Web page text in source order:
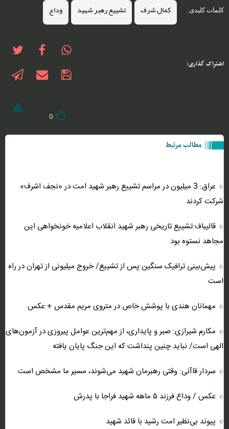
کلمات کلیدی: کمال شرف تشییع رهبر شهید وداع
اشتراک گذاری:
0
مطالب مرتبط
عراق: 3 میلیون در مراسم تشییع رهبر شهید امت در «نجف اشرف»
شرکت کردند
قالیباف:تشییع تاریخی رهبر شهید انقلاب اعلامیه خونخواهی این
مجاهد نستوه بود
پیش‌بینی ترافیک سنگین پس از تشییع/ خروج میلیونی از تهران در راه
است
مهمانان هندی با پوشش خاص در متروی مریم مقدس + عکس
مکارم شیرازی: صبر و پایداری، از مهم‌ترین عوامل پیروزی در آزمون‌های
الهی است/ نباید چنین پنداشت که این جنگ پایان یافته
سردار قاآنی: وقتی رهبرمان شهید می‌شوند، مسیر ما مشخص است
عکس / وداع فرزند ۵ ماهه شهید فراجا با پدرش
پیوند بی‌نظیر امت رشید با قائد شهید